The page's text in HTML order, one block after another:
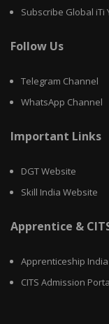
Subscribe Global iTi
Follow Us
Telegram Channel
WhatsApp Channel
Important Links
DGT Website
Skill India Website
Apprentice &
Apprenticeship
CITS Admission